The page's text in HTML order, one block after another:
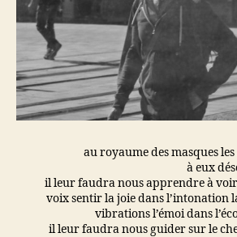
au royaume des masques
à eux
il leur faudra nous apprendre à
voix sentir la joie dans l’intonation
vibrations l’émoi dans
il leur faudra nous guider sur le